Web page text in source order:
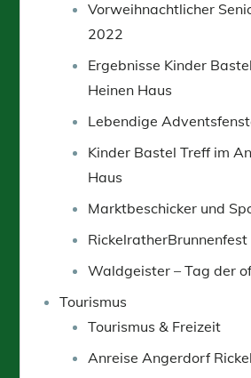
Vorweihnachtlicher
2022
Ergebnisse Kinder
Heinen Haus
Lebendige
Kinder Bastel Treff im
Haus
Marktbeschicker und
Waldgeister – Tag der
Tourismus
Tourismus & Freizeit
Anreise Angerdorf